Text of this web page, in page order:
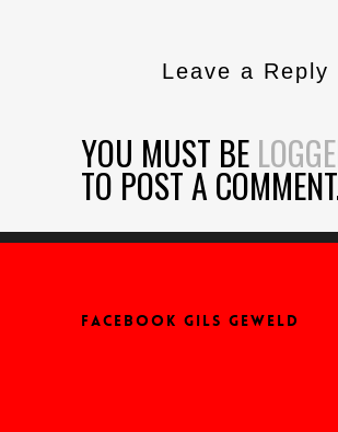
Leave a Reply
YOU MUST BE
TO POST A
FACEBOOK GILS GEWELD